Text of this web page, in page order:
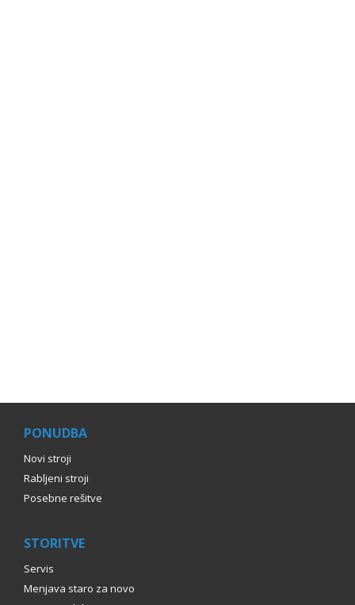
PONUDBA
Novi stroji
Rabljeni stroji
Posebne rešitve
STORITVE
Servis
Menjava staro za novo